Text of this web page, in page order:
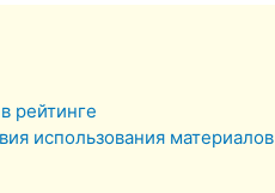
рейтинге
использования материалов